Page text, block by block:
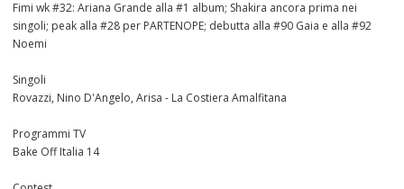
Fimi wk #32: Ariana Grande alla #1 album; Shakira ancora prima nei
singoli; peak alla #28 per PARTENOPE; debutta alla #90 Gaia e alla #92
Noemi
Singoli
Rovazzi, Nino D'Angelo, Arisa - La Costiera Amalfitana
Programmi TV
Bake Off Italia 14